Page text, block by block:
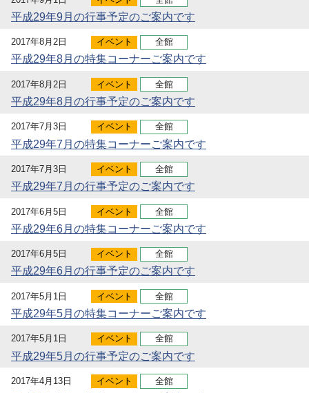
平成29年9月の行事予定のご案内です
2017年8月2日 イベント 全館
平成29年8月の特集コーナーご案内です
2017年8月2日 イベント 全館
平成29年8月の行事予定のご案内です
2017年7月3日 イベント 全館
平成29年7月の特集コーナーご案内です
2017年7月3日 イベント 全館
平成29年7月の行事予定のご案内です
2017年6月5日 イベント 全館
平成29年6月の特集コーナーご案内です
2017年6月5日 イベント 全館
平成29年6月の行事予定のご案内です
2017年5月1日 イベント 全館
平成29年5月の特集コーナーご案内です
2017年5月1日 イベント 全館
平成29年5月の行事予定のご案内です
2017年4月13日 イベント 全館